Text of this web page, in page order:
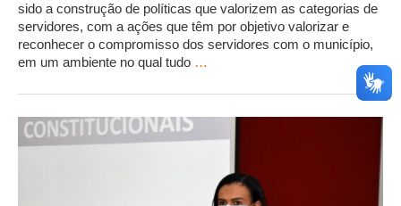
sido a construção de políticas que valorizem as categorias de
servidores, com a ações que têm por objetivo valorizar e
reconhecer o compromisso dos servidores com o município,
em um ambiente no qual tudo …